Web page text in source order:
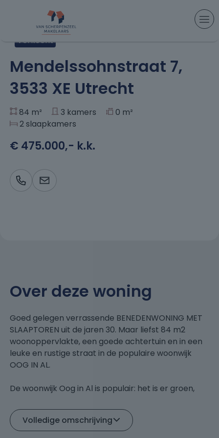
> Mendelssohnstraat 7, Utrecht
Verkocht
+25
Mendelssohnstraat 7,
3533 XE Utrecht
84 m² 3 kamers
0 m²
2 slaapkamers
€ 475.000,- k.k.
Over deze woning
Goed gelegen verrassende BENEDENWONING MET
SLAAPTOREN uit de jaren 30. Maar liefst 84 m2
woonoppervlakte, een goede achtertuin en in een
leuke en rustige straat in de populaire woonwijk
OOG IN AL.
De woonwijk Oog in Al is populair: het is er groen,
winkels, zorgvoorzieningen en Park Oog in Al
bevinden zich op loopafstand.
Volledige omschrijving